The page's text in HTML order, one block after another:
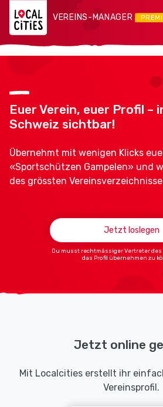
VEREINS-MANAGER
Euer Verein, euer Profil –
Schweiz sichtbar!
Übernehmt mit wenigen Klicks
«Sportschützen Gampelen» und
des grössten
Jetzt loslegen
Du musst rechtmässiger Vertreter des
das Profil übernehmen zu
Jetzt online
Mit Localcities erstellt ihr
Vereinsprofil.